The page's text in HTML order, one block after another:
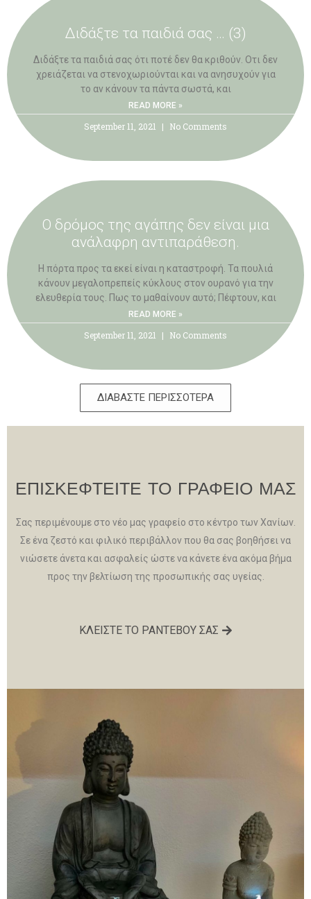
Διδάξτε τα παιδιά σας … (3)
Διδάξτε τα παιδιά σας ότι ποτέ δεν θα κριθούν. Οτι δεν
χρειάζεται να στενοχωριούνται και να ανησυχούν για
το αν κάνουν τα πάντα σωστά, και
READ MORE »
September 11, 2021 No Comments
Ο δρόμος της αγάπης δεν είναι μια
ανάλαφρη αντιπαράθεση.
Η πόρτα προς τα εκεί είναι η καταστροφή. Τα πουλιά
κάνουν μεγαλοπρεπείς κύκλους στον ουρανό για την
ελευθερία τους. Πως το μαθαίνουν αυτό; Πέφτουν, και
READ MORE »
September 11, 2021 No Comments
ΔΙΑΒΑΣΤΕ ΠΕΡΙΣΣΟΤΕΡΑ
ΕΠΙΣΚΕΦΤΕΙΤΕ ΤΟ ΓΡΑΦΕΙΟ ΜΑΣ
Σας περιμένουμε στο νέο μας γραφείο στο κέντρο των Χανίων.
Σε ένα ζεστό και φιλικό περιβάλλον που θα σας βοηθήσει να
νιώσετε άνετα και ασφαλείς ώστε να κάνετε ένα ακόμα βήμα
προς την βελτίωση της προσωπικής σας υγείας.
ΚΛΕΙΣΤΕ ΤΟ ΡΑΝΤΕΒΟΥ ΣΑΣ